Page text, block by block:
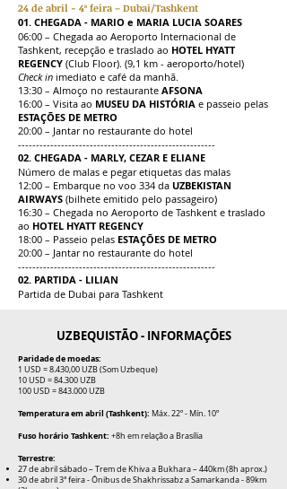
24 de abril - 4ª feira – Dubai/Tashkent
01. CHEGADA - MARIO e MARIA LUCIA SOARES
06:00 – Chegada ao Aeroporto Internacional de
Tashkent, recepção e traslado ao HOTEL HYATT
REGENCY (Club Floor). (9,1 km - aeroporto/hotel)
Check in imediato e café da manhã.
13:30 – Almoço no restaurante AFSONA
16:00 – Visita ao MUSEU DA HISTÓRIA e passeio pelas
ESTAÇÕES DE METRO
20:00 – Jantar no restaurante do hotel
-------------------------------------------------------
02. CHEGADA - MARLY, CEZAR E ELIANE
Número de malas e pegar etiquetas das malas
12:00 – Embarque no voo 334 da UZBEKISTAN
AIRWAYS (bilhete emitido pelo passageiro)
16:30 – Chegada no Aeroporto de Tashkent e traslado
ao HOTEL HYATT REGENCY
18:00 – Passeio pelas ESTAÇÕES DE METRO
20:00 – Jantar no restaurante do hotel
-------------------------------------------------------
02. PARTIDA - LILIAN
Partida de Dubai para Tashkent
UZBEQUISTÃO - INFORMAÇÕES
Paridade de moedas:
1 USD = 8.430,00 UZB (Som Uzbeque)
10 USD = 84.300 UZB
100 USD = 843.000 UZB
Temperatura em abril (Tashkent): Máx. 22º - Mín. 10º
Fuso horário Tashkent: +8h em relação a Brasília
Terrestre:
27 de abril sábado – Trem de Khiva a Bukhara – 440km (8h aprox.)
30 de abril 3ª feira - Ônibus deShakhrissabz a Samarkanda - 89km